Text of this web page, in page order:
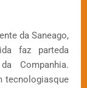
da Saneago,
faz parteda
Companhia.
tecnologiasque